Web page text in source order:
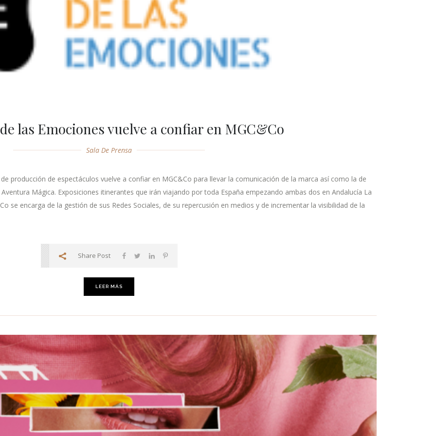
las Emociones vuelve a confiar en MGC&Co
Sala De Prensa
producción de espectáculos vuelve a confiar en MGC&Co para llevar la comunicación de la marca así como la de
Mágica. Exposiciones itinerantes que irán viajando por toda España empezando ambas dos en Andalucía La
se encarga de la gestión de sus Redes Sociales, de su repercusión en medios y de incrementar la visibilidad de la
Share Post
LEER MÁS